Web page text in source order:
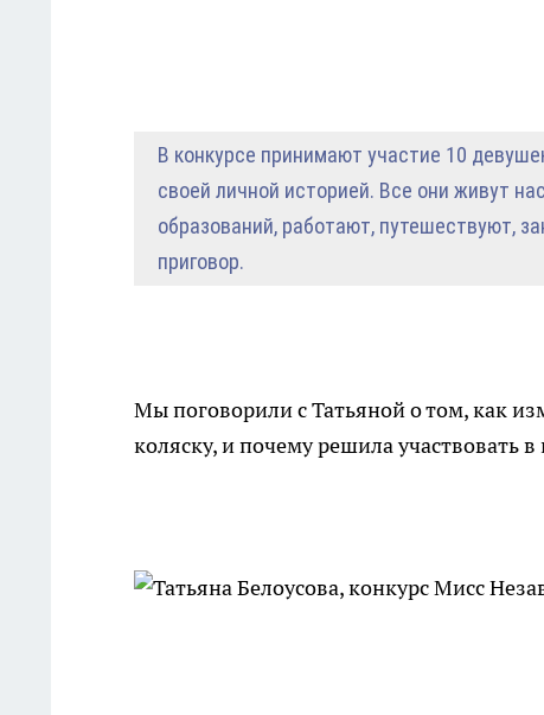
В конкурсе принимают участие 10
своей личной историей. Все они живут
образований, работают, путешествуют,
приговор.
Мы поговорили с Татьяной о том, как
коляску, и почему решила участвовать в